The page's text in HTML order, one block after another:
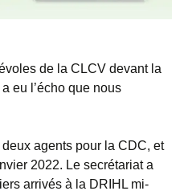
de la CLCV devant la
eu l’écho que nous
agents pour la CDC, et
2022. Le secrétariat a
arrivés à la DRIHL mi-